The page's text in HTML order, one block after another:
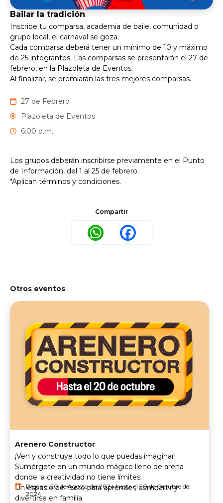
Bailar la tradición
Inscribe tu comparsa, academia de baile, comunidad o
grupo local, el carnaval se goza.
Cada comparsa deberá tener un mínimo de 10 y máximo
de 25 integrantes. Las comparsas se presentarán el 27 de
febrero, en la Plazoleta de Eventos.
Al finalizar, se premiarán las tres mejores comparsas.
27 de Febrero
Plazoleta de Eventos
6:00 p.m.
Los grupos deberán inscribirse previamente en el Punto
de Información, del 1 al 25 de febrero.
*Aplican términos y condiciones.
Compartir
WhatsAppFacebook
Otros eventos
Arenero Constructor
¡Ven y construye todo lo que puedas imaginar!
Sumérgete en un mundo mágico lleno de arena
donde la creatividad no tiene límites.
Un espacio perfecto para aprender, compartir y
divertirse en familia.
Desde el 20 de Agosto del 2024 hasta el 20 de Octubre del
2024